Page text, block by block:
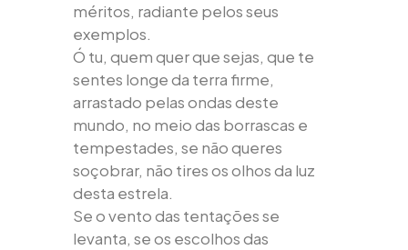
méritos, radiante pelos seus
exemplos.
Ó tu, quem quer que sejas, que te
sentes longe da terra firme,
arrastado pelas ondas deste
mundo, no meio das borrascas e
tempestades, se não queres
soçobrar, não tires os olhos da luz
desta estrela.
Se o vento das tentações se
levanta, se os escolhos das